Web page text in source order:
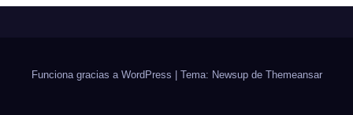
Funciona gracias a WordPress Tema: Newsup de Themeansar